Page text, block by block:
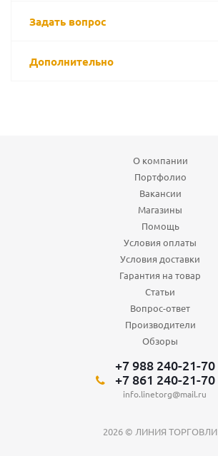
Задать вопрос
Дополнительно
О компании
Портфолио
Вакансии
Магазины
Помощь
Условия оплаты
Условия доставки
Гарантия на товар
Статьи
Вопрос-ответ
Производители
Обзоры
+7 988 240-21-70
+7 861 240-21-70
info.linetorg@mail.ru
2026 © ЛИНИЯ ТОРГОВЛИ